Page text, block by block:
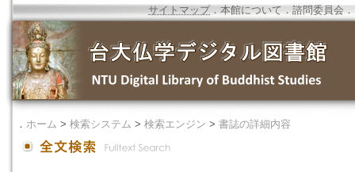
サイトマップ．本館について ． 諮問委員会 ．
． ホーム > 検索システム > 検索エンジン > 書誌の詳細内容